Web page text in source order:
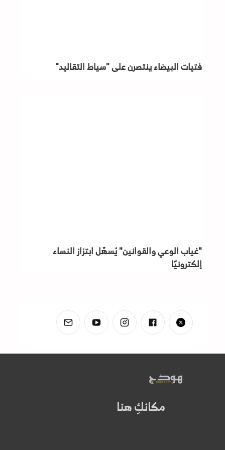
فتيات البيضاء ينتصرن على "سياط التقاليد"
"غياب الوعي والقوانين" يُسهّل ابتزاز النساء
إلكترونيًا
مكانكِ هنا